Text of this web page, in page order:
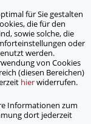
Freunde
Freunde
für Sie gestalten
die für den
sowie solche, die
oder
werden.
von Cookies
(diesen Bereichen)
hierwiderrufen.
Informationen zum
dort jederzeit